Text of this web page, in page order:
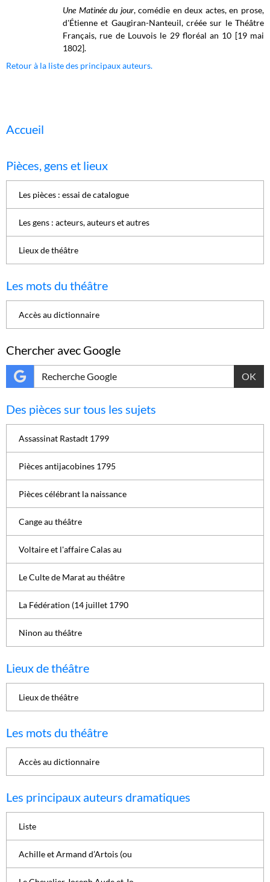
Une Matinée du jour, comédie en deux actes, en prose,
d'Étienne et Gaugiran-Nanteuil, créée sur le Théâtre
Français, rue de Louvois le 29 floréalan 10 [19 mai
1802].
Retour à la liste des principaux auteurs.
Accueil
Pièces, gens et lieux
Les pièces : essai de catalogue
Les gens : acteurs, auteurs et autres
Lieux de théâtre
Les mots du théâtre
Accès au dictionnaire
Chercher avec Google
OK
Des pièces sur tous les sujets
Assassinat Rastadt 1799
Pièces antijacobines 1795
Pièces célébrant la naissance
Cange au théâtre
Voltaire et l'affaire Calas au
Le Culte de Marat au théâtre
La Fédération (14 juillet 1790
Ninon au théâtre
Lieux de théâtre
Lieux de théâtre
Les mots du théâtre
Accès au dictionnaire
Les principaux auteurs dramatiques
Liste
Achille et Armand d’Artois (ou